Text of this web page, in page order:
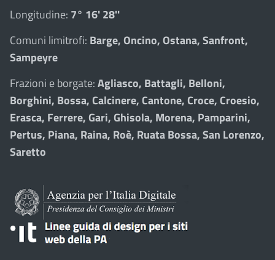
Longitudine: 7° 16' 28''
Comuni limitrofi: Barge, Oncino, Ostana, Sanfront,
Sampeyre
Frazioni e borgate:Agliasco, Battagli, Belloni,
Borghini, Bossa, Calcinere, Cantone, Croce, Croesio,
Erasca, Ferrere, Gari, Ghisola, Morena, Pamparini,
Pertus, Piana, Raina, Roè, Ruata Bossa, San Lorenzo,
Saretto